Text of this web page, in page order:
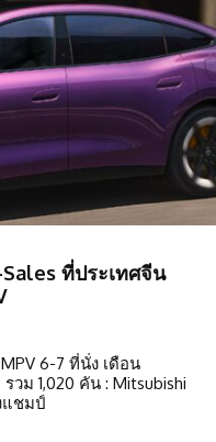
ที่ประเทศจีน
6-7 ที่นั่ง เดือน
วม 1,020 คัน : Mitsubishi
แชมป์